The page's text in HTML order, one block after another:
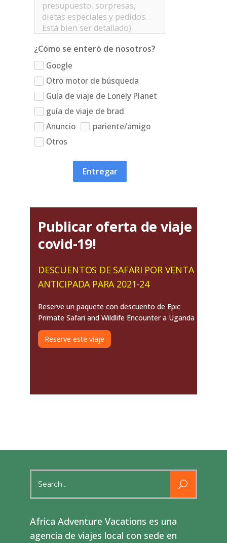
¿Cómo se enteró de nosotros?
Google
Otro motor de búsqueda
Guía de viaje de Lonely Planet
guía de viaje de brad
Anuncio
pariente/amigo
Otros
Entregar
Publicar oferta de viaje
covid-19!
DESCUENTOS DE SAFARI POR VENTA
ANTICIPADA PARA 2021-24
Reserve un paquete con descuento de Epic
Primate Safari and Wildlife Encounter a Uganda
Reserve este viaje
for:
Africa Adventure Vacations es una
agencia de viajes local con sede en